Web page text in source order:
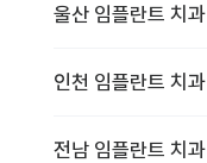
울산 임플란트 치과
인천 임플란트 치과
전남 임플란트 치과